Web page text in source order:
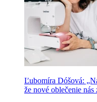
Ľubomíra Dóšová:
že nové oblečenie nás